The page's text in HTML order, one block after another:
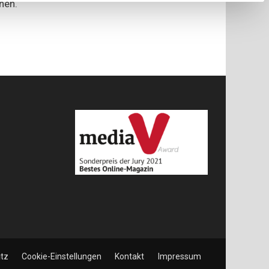
Cookie-Einstellungen Kontakt Impressum